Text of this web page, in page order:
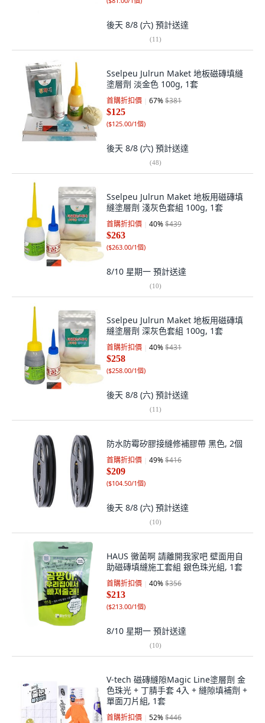
後天 8/8 (六) 預計送達
(11)
Sselpeu Julrun Maket 地板磁磚填縫
塗層劑 淡金色 100g, 1套
首購折扣價 67%$381
$125
($125.00/1個)
後天 8/8 (六) 預計送達
(48)
Sselpeu Julrun Maket 地板用磁磚填
縫塗層劑 淺灰色套組 100g, 1套
首購折扣價 40%$439
$263
($263.00/1個)
8/10 星期一 預計送達
(10)
Sselpeu Julrun Maket 地板用磁磚填
縫塗層劑 深灰色套組 100g, 1套
首購折扣價 40%$431
$258
($258.00/1個)
後天 8/8 (六) 預計送達
(11)
防水防霉矽膠接縫修補膠帶 黑色, 2個
首購折扣價 49%$416
$209
($104.50/1個)
後天 8/8 (六) 預計送達
(10)
HAUS 黴菌啊 請離開我家吧 壁面用自
助磁磚填縫施工套組 銀色珠光組, 1套
首購折扣價 40%$356
$213
($213.00/1個)
8/10 星期一 預計送達
(10)
V-tech 磁磚縫隙Magic Line塗層劑 金
色珠光 + 丁腈手套 4入 + 縫隙填補劑 +
單面刀片組, 1套
首購折扣價 52%$446